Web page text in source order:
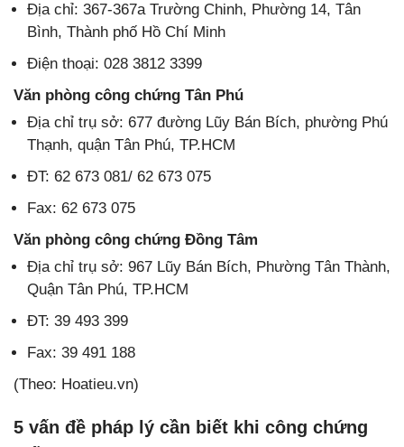
Địa chỉ: 367-367a Trường Chinh, Phường 14, Tân
Bình, Thành phố Hồ Chí Minh
Điện thoại: 028 3812 3399
Văn phòng công chứng Tân Phú
Địa chỉ trụ sở: 677 đường Lũy Bán Bích, phường Phú
Thạnh, quận Tân Phú, TP.HCM
ĐT: 62 673 081/ 62 673 075
Fax: 62 673 075
Văn phòng công chứng Đồng Tâm
Địa chỉ trụ sở: 967 Lũy Bán Bích, Phường Tân Thành,
Quận Tân Phú, TP.HCM
ĐT: 39 493 399
Fax: 39 491 188
(Theo: Hoatieu.vn)
5 vấn đề pháp lý cần biết khi công chứng